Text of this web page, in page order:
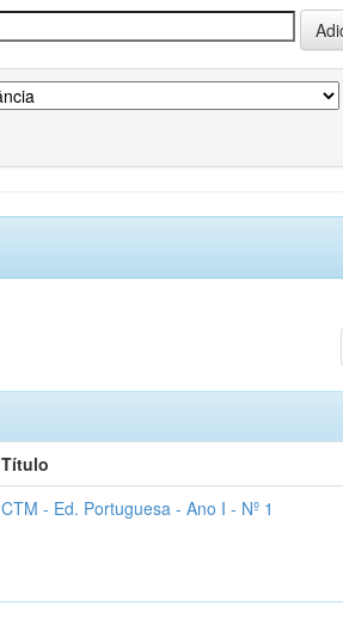
Título
CTM - Ed. Portuguesa - Ano I - Nº 1